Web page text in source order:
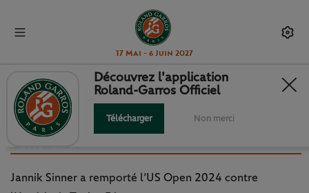
17 Mai - 6 Juin 2027
US OPEN 2024 - J14 : JANNIK
SINNER, AU RANG DES PLUS
GRANDS
Jannik Sinner a remporté l’US Open 2024 contre
Découvrez l'application
Roland-Garros Officiel
Télécharger Non merci